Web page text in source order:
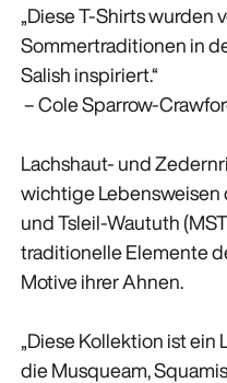
„Diese T-Shirts wurden
Sommertraditionen in
Salish inspiriert.“
– Cole Sparrow-
Lachshaut- und
wichtige Lebensweisen
und Tsleil-Waututh
traditionelle Elemente
Motive ihrer Ahnen.
„Diese Kollektion ist ein
die Musqueam,